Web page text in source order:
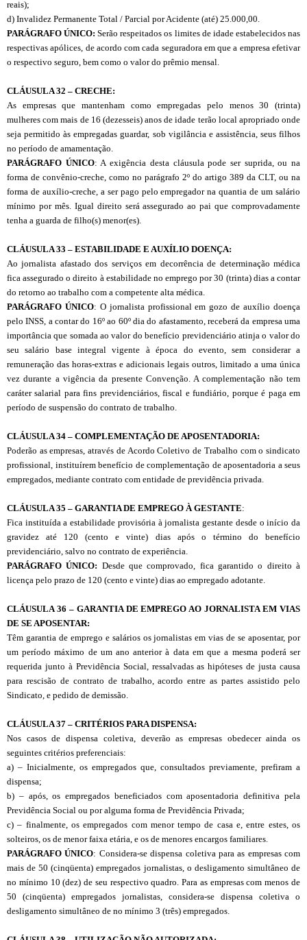
reais);
d) Invalidez Permanente Total / Parcial por Acidente (até) 25.000,00.
PARÁGRAFO ÚNICO: Serão respeitados os limites de idade estabelecidos nas
respectivas apólices, de acordo com cada seguradora em que a empresa efetivar
o respectivo seguro, bem como o valor do prêmio mensal.
CLÁUSULA 32 – CRECHE:
As empresas que mantenham como empregadas pelo menos 30 (trinta)
mulheres com mais de 16 (dezesseis) anos de idade terão local apropriado onde
seja permitido às empregadas guardar, sob vigilância e assistência, seus filhos
no período de amamentação.
PARÁGRAFO ÚNICO: A exigência desta cláusula pode ser suprida, ou na
forma de convênio-creche, como no parágrafo 2º do artigo 389 da CLT, ou na
forma de auxílio-creche, a ser pago pelo empregador na quantia de um salário
mínimo por mês. Igual direito será assegurado ao pai que comprovadamente
tenha a guarda de filho(s) menor(es).
CLÁUSULA 33 – ESTABILIDADE E AUXÍLIO DOENÇA:
Ao jornalista afastado dos serviços em decorrência de determinação médica
fica assegurado o direito à estabilidade no emprego por 30 (trinta) dias a contar
do retorno ao trabalho com a competente alta médica.
PARÁGRAFO ÚNICO: O jornalista profissional em gozo de auxílio doença
pelo INSS, a contar do 16º ao 60º dia do afastamento, receberá da empresa uma
importância que somada ao valor do benefício previdenciário atinja o valor do
seu salário base integral vigente à época do evento, sem considerar a
remuneração das horas-extras e adicionais legais outros, limitado a uma única
vez durante a vigência da presente Convenção. A complementação não tem
caráter salarial para fins previdenciários, fiscal e fundiário, porque é paga em
período de suspensão do contrato de trabalho.
CLÁUSULA 34 – COMPLEMENTAÇÃO DE APOSENTADORIA:
Poderão as empresas, através de Acordo Coletivo de Trabalho com o sindicato
profissional, instituírem benefício de complementação de aposentadoria a seus
empregados, mediante contrato com entidade de previdência privada.
CLÁUSULA 35 – GARANTIA DE EMPREGO À GESTANTE:
Fica instituída a estabilidade provisória à jornalista gestante desde o início da
gravidez até 120 (cento e vinte) dias após o término do benefício
previdenciário, salvo no contrato de experiência.
PARÁGRAFO ÚNICO: Desde que comprovado, fica garantido o direito à
licença pelo prazo de 120 (cento e vinte) dias ao empregado adotante.
CLÁUSULA 36 – GARANTIA DE EMPREGO AO JORNALISTA EM VIAS
DE SE APOSENTAR:
Têm garantia de emprego e salários os jornalistas em vias de se aposentar, por
um período máximo de um ano anterior à data em que a mesma poderá ser
requerida junto à Previdência Social, ressalvadas as hipóteses de justa causa
para rescisão de contrato de trabalho, acordo entre as partes assistido pelo
Sindicato, e pedido de demissão.
CLÁUSULA 37 – CRITÉRIOS PARA DISPENSA:
Nos casos de dispensa coletiva, deverão as empresas obedecer ainda os
seguintes critérios preferenciais:
a) – Inicialmente, os empregados que, consultados previamente, prefiram a
dispensa;
b) – após, os empregados beneficiados com aposentadoria definitiva pela
Previdência Social ou por alguma forma de Previdência Privada;
c) – finalmente, os empregados com menor tempo de casa e, entre estes, os
solteiros, os de menor faixa etária, e os de menores encargos familiares.
PARÁGRAFO ÚNICO: Considera-se dispensa coletiva para as empresas com
mais de 50 (cinqüenta) empregados jornalistas, o desligamento simultâneo de
no mínimo 10 (dez) de seu respectivo quadro. Para as empresas com menos de
50 (cinqüenta) empregados jornalistas, considera-se dispensa coletiva o
desligamento simultâneo de no mínimo 3 (três) empregados.